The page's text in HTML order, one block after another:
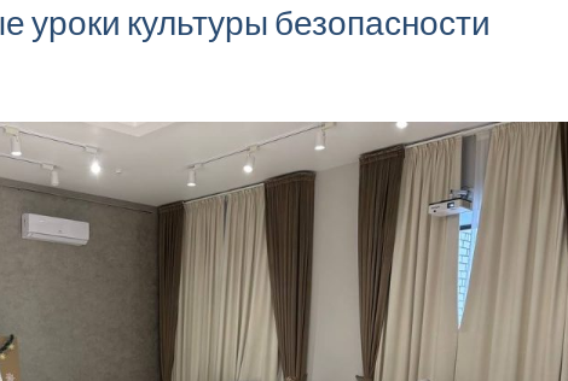
уроки культуры безопасности